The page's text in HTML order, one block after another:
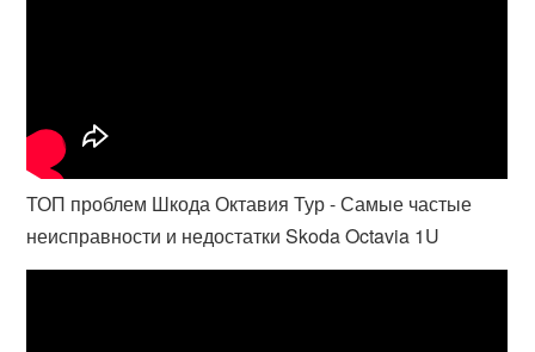
ТОП проблем Шкода Октавия Тур - Самые частые
неисправности и недостатки Skoda Octavia 1U